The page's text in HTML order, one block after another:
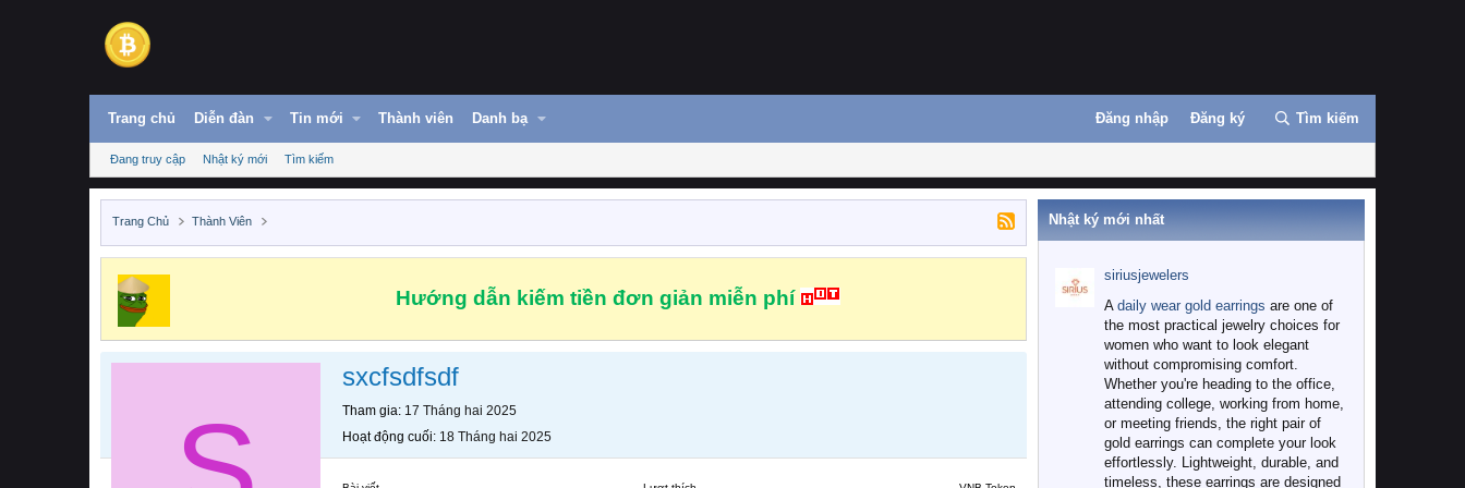
Trang chủ Diễn đàn Tin mới Thành viên Danh bạ Đăng nhập Đăng ký Tìm kiếm
Đang truy cập Nhật ký mới Tìm kiếm
Trang Chủ Thành Viên
Hướng dẫn kiếm tiền đơn giản miễn phí
sxcfsdfsdf
Tham gia 17 Tháng hai 2025
Hoạt động cuối 18 Tháng hai 2025
Nhật ký mới nhất
siriusjewelers
A daily wear gold earrings are one of
the most practical jewelry choices for
women who want to look elegant
without compromising comfort.
Whether you're heading to the office,
attending college, working from home,
or meeting friends, the right pair of
gold earrings can complete your look
effortlessly. Lightweight, durable, and
timeless, these earrings are designed